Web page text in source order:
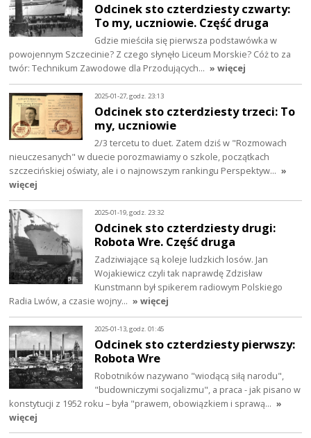
Odcinek sto czterdziesty czwarty:
To my, uczniowie. Część druga
Gdzie mieściła się pierwsza podstawówka w
powojennym Szczecinie? Z czego słynęło Liceum Morskie? Cóż to za
twór: Technikum Zawodowe dla Przodujących… » więcej
2025-01-27, godz. 23:13
Odcinek sto czterdziesty trzeci: To
my, uczniowie
2/3 tercetu to duet. Zatem dziś w "Rozmowach
nieuczesanych" w duecie porozmawiamy o szkole, początkach
szczecińskiej oświaty, ale i o najnowszym rankingu Perspektyw… »
więcej
2025-01-19, godz. 23:32
Odcinek sto czterdziesty drugi:
Robota Wre. Część druga
Zadziwiające są koleje ludzkich losów. Jan
Wojakiewicz czyli tak naprawdę Zdzisław
Kunstmann był spikerem radiowym Polskiego
Radia Lwów, a czasie wojny… » więcej
2025-01-13, godz. 01:45
Odcinek sto czterdziesty pierwszy:
Robota Wre
Robotników nazywano "wiodącą siłą narodu",
"budowniczymi socjalizmu", a praca - jak pisano w
konstytucji z 1952 roku – była "prawem, obowiązkiem i sprawą… »
więcej